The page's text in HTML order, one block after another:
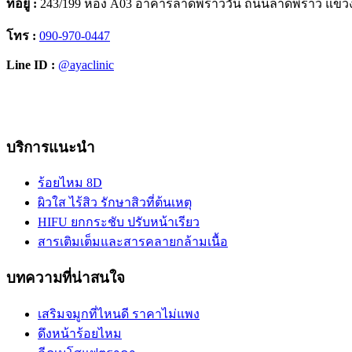
ที่อยู่ : 243/199 ห้อง A03 อาคารลาดพร้าววัน ถนนลาดพร้าว แข
โทร : 090-970-0447
Line ID : @ayaclinic
บริการแนะนำ
ร้อยไหม 8D
ผิวใส ไร้สิว รักษาสิวที่ต้นเหตุ
HIFU ยกกระชับ ปรับหน้าเรียว
สารเติมเต็มและสารคลายกล้ามเนื้อ
บทความที่น่าสนใจ
เสริมจมูกที่ไหนดี ราคาไม่แพง
ดึงหน้าร้อยไหม